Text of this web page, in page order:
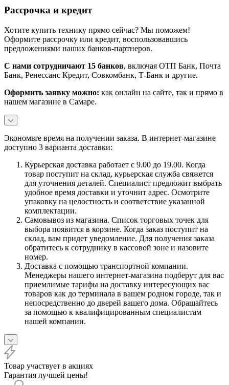
Рассрочка и кредит
Хотите купить технику прямо сейчас? Мы поможем!
Оформите рассрочку или кредит, воспользовавшись
предложениями наших банков-партнеров.
С нами сотрудничают 15 банков, включая ОТП Банк, Почта
Банк, Ренессанс Кредит, Совкомбанк, Т-Банк и другие.
Оформить заявку можно: как онлайн на сайте, так и прямо в
нашем магазине в Самаре.
Экономьте время на получении заказа. В интернет-магазине
доступно 3 варианта доставки:
Курьерская доставка работает с 9.00 до 19.00. Когда
товар поступит на склад, курьерская служба свяжется
для уточнения деталей. Специалист предложит выбрать
удобное время доставки и уточнит адрес. Осмотрите
упаковку на целостность и соответствие указанной
комплектации.
Самовывоз из магазина. Список торговых точек для
выбора появится в корзине. Когда заказ поступит на
склад, вам придет уведомление. Для получения заказа
обратитесь к сотруднику в кассовой зоне и назовите
номер.
Доставка с помощью транспортной компании.
Менеджеры нашего интернет-магазина подберут для вас
приемлимые тарифы на доставку интересующих вас
товаров как до терминала в вашем родном городе, так и
непосредственно до дверей вашего дома. Обращайтесь
за помощью к квалифицированным специалистам
нашей компании.
Товар участвует в акциях
Гарантия лучшей цены!